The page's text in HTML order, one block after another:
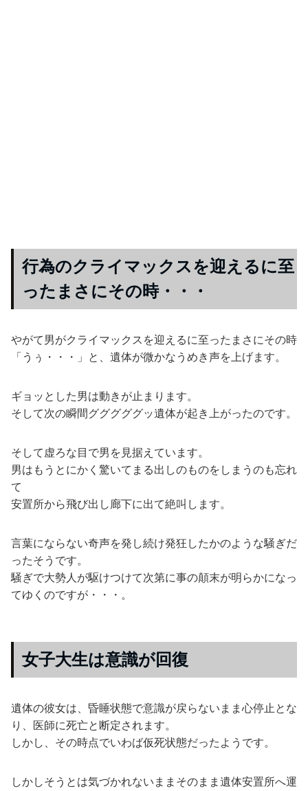
行為のクライマックスを迎えるに至
ったまさにその時・・・
やがて男がクライマックスを迎えるに至ったまさにその時
「うぅ・・・」と、遺体が微かなうめき声を上げます。
ギョッとした男は動きが止まります。
そして次の瞬間グググググッ遺体が起き上がったのです。
そして虚ろな目で男を見据えています。
男はもうとにかく驚いてまる出しのものをしまうのも忘れ
て
安置所から飛び出し廊下に出て絶叫します。
言葉にならない奇声を発し続け発狂したかのような騒ぎだ
ったそうです。
騒ぎで大勢人が駆けつけて次第に事の顛末が明らかになっ
てゆくのですが・・・。
女子大生は意識が回復
遺体の彼女は、昏睡状態で意識が戻らないまま心停止とな
り、医師に死亡と断定されます。
しかし、その時点でいわば仮死状態だったようです。
しかしそうとは気づかれないままそのまま遺体安置所へ運